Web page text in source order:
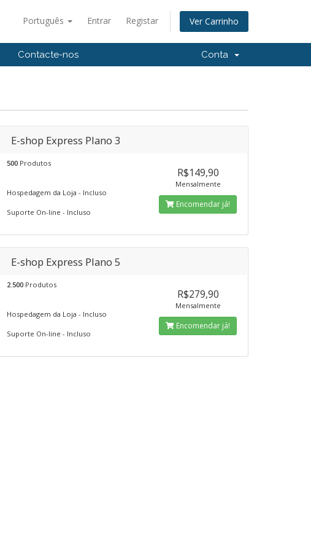
Português Entrar Registar Ver Carrinho
Contacte-nos Conta
E-shop Express Plano 3
500 Produtos
Hospedagem da Loja - Incluso
Suporte On-line - Incluso
R$149,90
Mensalmente
Encomendar já!
E-shop Express Plano 5
2.500 Produtos
Hospedagem da Loja - Incluso
Suporte On-line - Incluso
R$279,90
Mensalmente
Encomendar já!